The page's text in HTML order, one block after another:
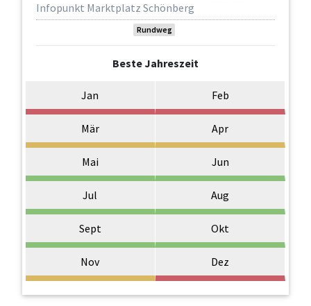
Infopunkt Marktplatz Schönberg
Rundweg
Beste Jahreszeit
Jan Feb
Mär Apr
Mai Jun
Jul Aug
Sept Okt
Nov Dez